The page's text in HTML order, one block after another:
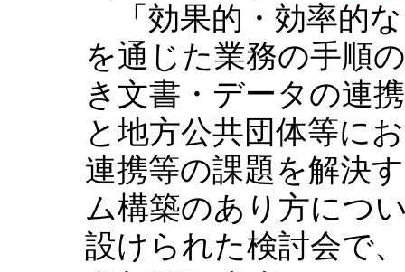
「効果的・効率的
を通じた業務の手順
き文書・データの連
と地方公共団体等に
連携等の課題を解決
ム構築のあり方につ
設けられた検討会で